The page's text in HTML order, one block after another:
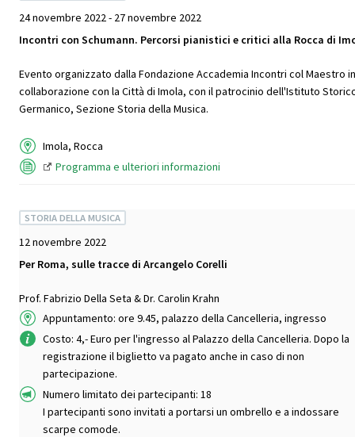
24 novembre 2022 - 27 novembre 2022
Incontri con Schumann. Percorsi pianistici e critici alla Rocca di
Evento organizzato dalla Fondazione Accademia Incontri col Maestro in
collaborazione con la Città di Imola, con il patrocinio dell'Istituto
Germanico, Sezione Storia della Musica.
Imola, Rocca
Programma e ulteriori informazioni
STORIA DELLA MUSICA
12 novembre 2022
Per Roma, sulle tracce di Arcangelo Corelli
Prof. Fabrizio Della Seta & Dr. Carolin Krahn
Appuntamento: ore 9.45, palazzo della Cancelleria, ingresso
Costo: 4,- Euro per l'ingresso al Palazzo della Cancelleria. Dopo la
registrazione il biglietto va pagato anche in caso di non
partecipazione.
Numero limitato dei partecipanti: 18
I partecipanti sono invitati a portarsi un ombrello e a indossare
scarpe comode.